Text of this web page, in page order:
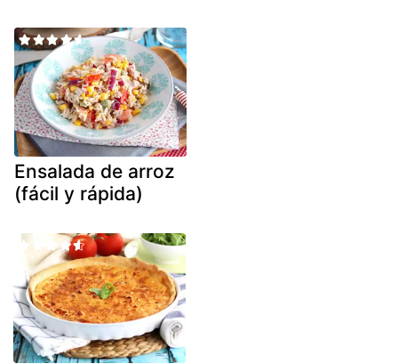
Ensalada de arroz
(fácil y rápida)